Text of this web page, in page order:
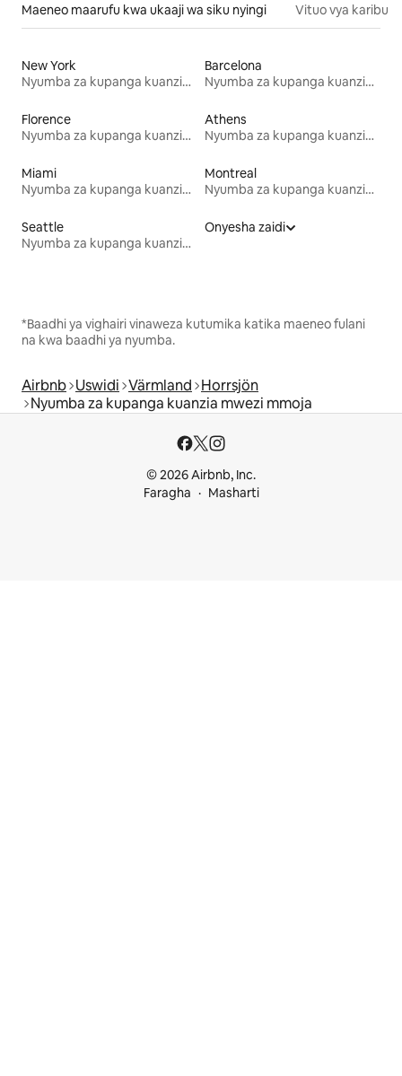
Maeneo maarufu kwa ukaaji wa siku nyingi Vituo vya karibu
New York
Nyumba za kupanga kuanzia mwezi mmoja
Barcelona
Nyumba za kupanga kuanzia mwezi mmoja
Florence
Nyumba za kupanga kuanzia mwezi mmoja
Athens
Nyumba za kupanga kuanzia mwezi mmoja
Miami
Nyumba za kupanga kuanzia mwezi mmoja
Montreal
Nyumba za kupanga kuanzia mwezi mmoja
Seattle
Nyumba za kupanga kuanzia mwezi mmoja
Onyesha zaidi
*Baadhi ya vighairi vinaweza kutumika katika maeneo fulani
na kwa baadhi ya nyumba.
Airbnb Uswidi Värmland Horrsjön
Nyumba za kupanga kuanzia mwezi mmoja
© 2026 Airbnb, Inc.
Faragha
Masharti